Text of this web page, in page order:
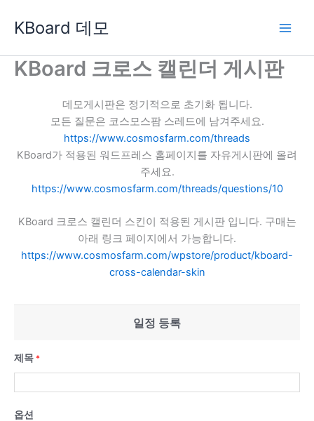
로
KBoard 데모
KBoard 크로스 캘린더 게시판
데모게시판은 정기적으로 초기화 됩니다.
모든 질문은 코스모스팜 스레드에 남겨주세요.
https://www.cosmosfarm.com/threads
KBoard가 적용된 워드프레스 홈페이지를 자유게시판에 올려
주세요.
https://www.cosmosfarm.com/threads/questions/10
KBoard 크로스 캘린더 스킨이 적용된 게시판 입니다. 구매는
아래 링크 페이지에서 가능합니다.
https://www.cosmosfarm.com/wpstore/product/kboard-
cross-calendar-skin
일정 등록
제목 *
옵션